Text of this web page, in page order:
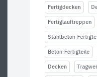
Fertigdecken
Fertiglauftreppen
Stahlbeton-
Beton-Fertigteile
Decken